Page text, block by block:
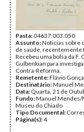
Pasta:04637.003.050
Assunto:Noticias sobre
de saúde, recentemente
Recebeu uma bolsa da F.
Gulbenkian para
Contra-Reforma.
Remetente:Flávio
Destinatário:Manuel
Data: Quarta, 21 de
Fundo:Manuel Mendes/
Museu do Chiado
Tipo Documental:
Página(s):4